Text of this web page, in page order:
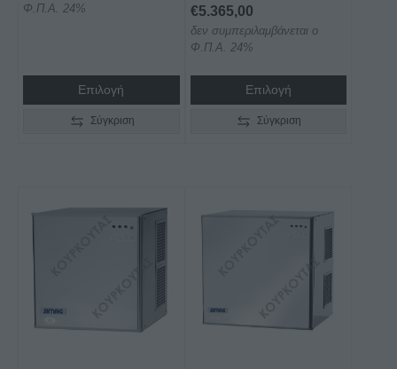
Φ.Π.Α. 24%
Επιλογή
Σύγκριση
€5.365,00
δεν συμπεριλαμβάνεται ο
Φ.Π.Α. 24%
Επιλογή
Σύγκριση